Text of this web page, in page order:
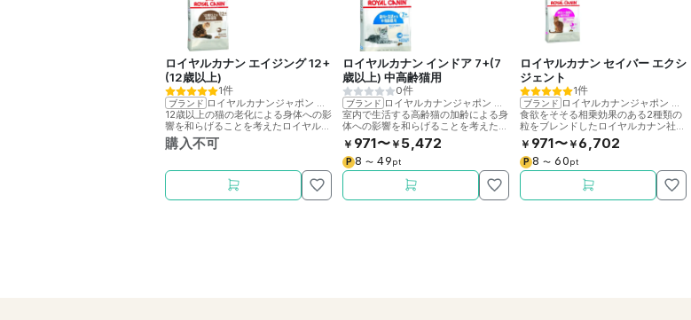
ロイヤルカナン エイジング 12+
(12歳以上)
1件
ブランド ロイヤルカナンジャポン
ロイヤルカナン
12歳以上の猫の老化による身体への影
響を和らげることを考えたロイヤルカ
ナン社製キャットフードです。
購入不可
ロイヤルカナン インドア 7+(7
歳以上) 中高齢猫用
0件
ブランド ロイヤルカナンジャポン
ロイヤルカナン
室内で生活する高齢猫の加齢による身
体への影響を和らげることを考えたロ
イヤルカナン社製キャットフードで
す。
￥ 971〜￥ 5,472
P 8 〜 49pt
ロイヤルカナン セイバー エクシ
ジェント
1件
ブランド ロイヤルカナンジャポン
食欲をそそる相乗効果のある2種類の
粒をブレンドしたロイヤルカナン社製
キャットフードです。(旧名:ロイヤル
カナン エクシジェント35/30)
￥ 971〜￥ 6,702
P 8 〜 60pt